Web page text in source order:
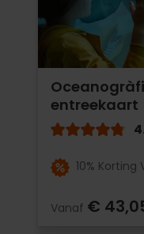
entreekaart
10% Korting
Vanaf €